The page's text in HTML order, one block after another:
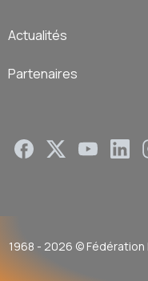
Actualités
Partenaires
1968 - 2026 ©